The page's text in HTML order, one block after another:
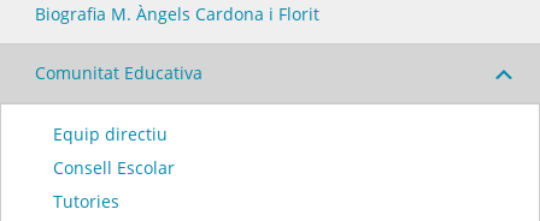
Biografia M. Àngels Cardona i Florit
Comunitat Educativa
Equip directiu
Consell Escolar
Tutories